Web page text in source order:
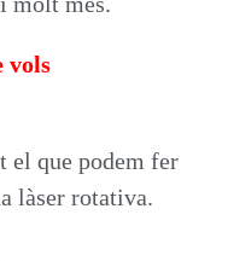
vols
el que podem fer
làser rotativa.